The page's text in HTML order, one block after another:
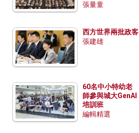
張量童
西方世界兩批政客
張建雄
60名中小特幼老
師參與城大GenAI
培訓班
編輯精選